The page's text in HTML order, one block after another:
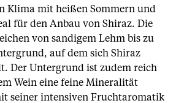
Klima mit heißen Sommern und
für den Anbau von Shiraz. Die
von sandigem Lehm bis zu
auf dem sich Shiraz
Der Untergrund ist zudem reich
Wein eine feine Mineralität
seiner intensiven Fruchtaromatik